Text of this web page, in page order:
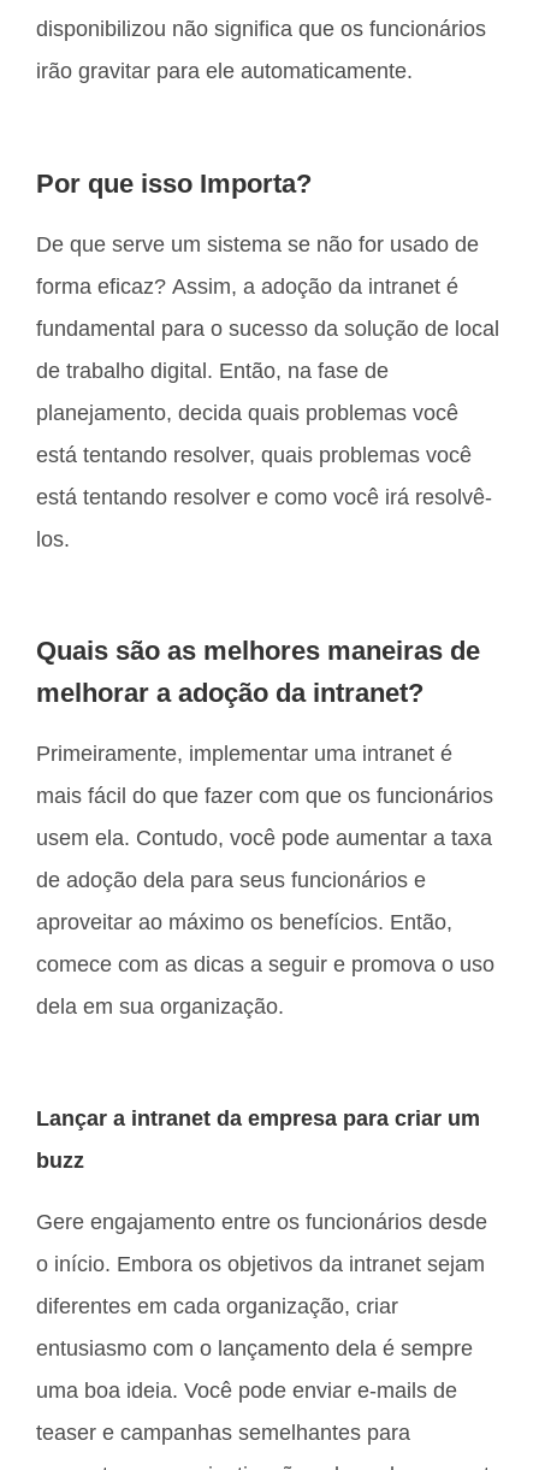
disponibilizou não significa que os funcionários
irão gravitar para ele automaticamente.
Por que isso Importa?
De que serve um sistema se não for usado de
forma eficaz? Assim, a adoção da intranet é
fundamental para o sucesso da solução de local
de trabalho digital. Então, na fase de
planejamento, decida quais problemas você
está tentando resolver, quais problemas você
está tentando resolver e como você irá resolvê-
los.
Quais são as melhores maneiras de
melhorar a adoção da intranet?
Primeiramente, implementar uma intranet é
mais fácil do que fazer com que os funcionários
usem ela. Contudo, você pode aumentar a taxa
de adoção dela para seus funcionários e
aproveitar ao máximo os benefícios. Então,
comece com as dicas a seguir e promova o uso
dela em sua organização.
Lançar a intranet da empresa para criar um
buzz
Gere engajamento entre os funcionários desde
o início. Embora os objetivos da intranet sejam
diferentes em cada organização, criar
entusiasmo com o lançamento dela é sempre
uma boa ideia. Você pode enviar e-mails de
teaser e campanhas semelhantes para